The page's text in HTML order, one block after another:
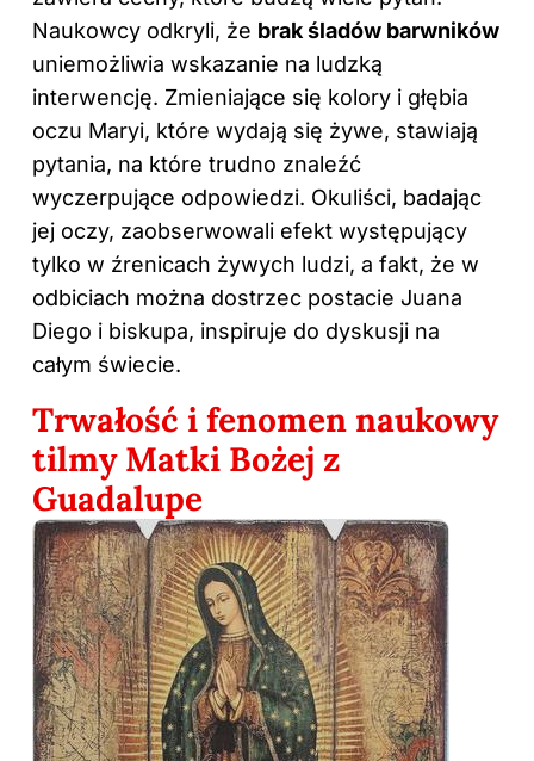
Naukowcy odkryli, że brak śladów barwników
uniemożliwia wskazanie na ludzką
interwencję. Zmieniające się kolory i głębia
oczu Maryi, które wydają się żywe, stawiają
pytania, na które trudno znaleźć
wyczerpujące odpowiedzi. Okuliści, badając
jej oczy, zaobserwowali efekt występujący
tylko w źrenicach żywych ludzi, a fakt, że w
odbiciach można dostrzec postacie Juana
Diego i biskupa, inspiruje do dyskusji na
całym świecie.
Trwałość i fenomen naukowy
tilmy Matki Bożej z
Guadalupe